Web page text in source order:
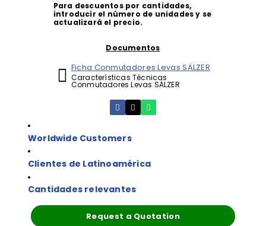
Para descuentos por cantidades,
introducir el número de unidades y se
actualizará el precio.
Documentos
Ficha Conmutadores Levas SÄLZER
Características Técnicas
Conmutadores Levas SÄLZER
Worldwide Customers
Clientes de Latinoamérica
Cantidades relevantes
Request a Quotation